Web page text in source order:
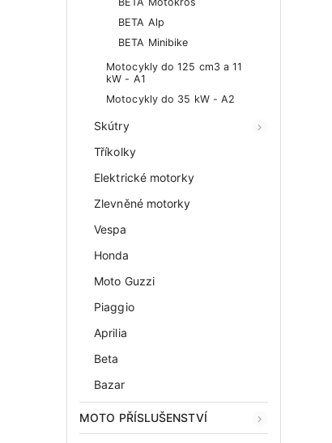
BETA Alp
BETA Minibike
Motocykly do 125 cm3 a 11
kW - A1
Motocykly do 35 kW - A2
Skútry
Tříkolky
Elektrické motorky
Zlevněné motorky
Vespa
Honda
Moto Guzzi
Piaggio
Aprilia
Beta
Bazar
MOTO PŘÍSLUŠENSTVÍ